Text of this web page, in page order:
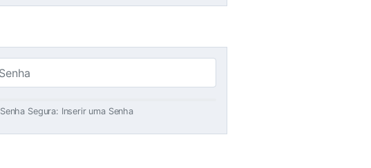
Senha Segura: Inserir uma Senha